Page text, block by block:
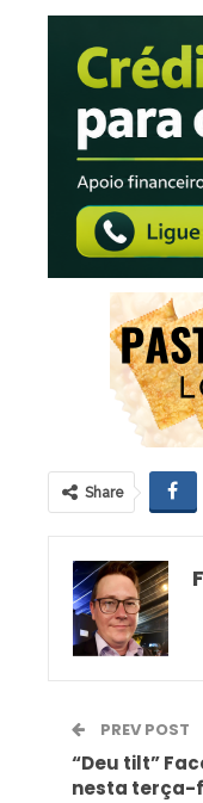
Share
PREV POST
“Deu tilt”
nesta terça-